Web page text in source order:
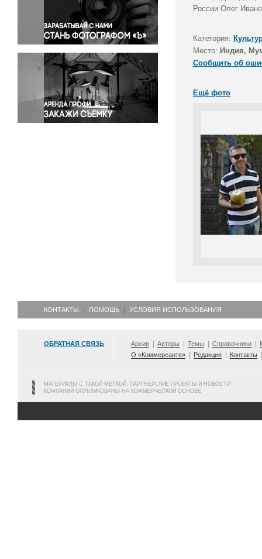
Правосудие
Происшествия и конфликты
Религия
Светская жизнь
Спорт
Экология
Экономика и бизнес
России Олег
Категория:
Место: Индия,
Сообщить об
Ещё фото
КОНТАКТЫ ПОМОЩЬ УСЛОВИЯ ИСПОЛЬЗОВАНИЯ
ОБРАТНАЯ СВЯЗЬ Архив Авторы Темы Справочники
О «Коммерсанте»
Редакция Контакты
МАТЕРИАЛЫ С ТАКОЙ МЕТКОЙ, ПАРТНЕРСКИЕ ПРОЕКТЫ И НОВОСТИ
КОМПАНИЙ ОПУБЛИКОВАНЫ НА КОММЕРЧЕСКОЙ ОСНОВЕ